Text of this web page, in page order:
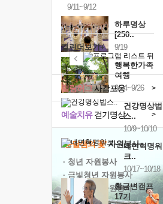
9/11~9/12
하루명상
[250..
9/19
행복한가족
여행
9/24~9/26
건강명상법
스..
10/9~10/10
내면혁명워
크..
10/17~10/18
황금변캠프
17기
캘린더보기+
예술치유걷기명상 >
힐링허그사감포옹 >
'옹달샘의 꽃'자원봉사
· 청년 자원봉사
· 금빛청년 자원봉사
· 음식연구 자원봉사